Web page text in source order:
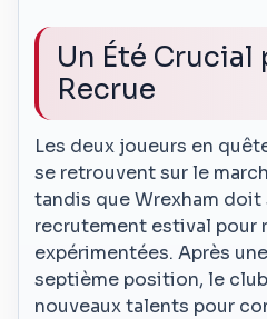
Un Été Crucial
Recrue
Les deux joueurs en
se retrouvent sur le
tandis que Wrexham
recrutement estival pour
expérimentées. Après
septième position, le
nouveaux talents pour